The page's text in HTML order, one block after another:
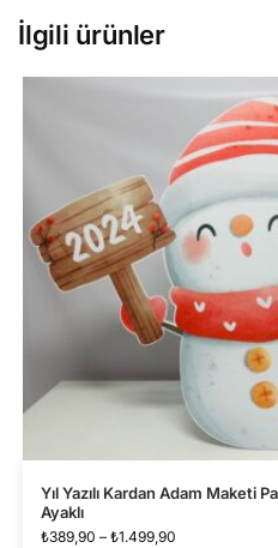
İlgili ürünler
Yıl Yazılı Kardan Adam Maketi
Ayaklı
₺389,90 – ₺1.499,90